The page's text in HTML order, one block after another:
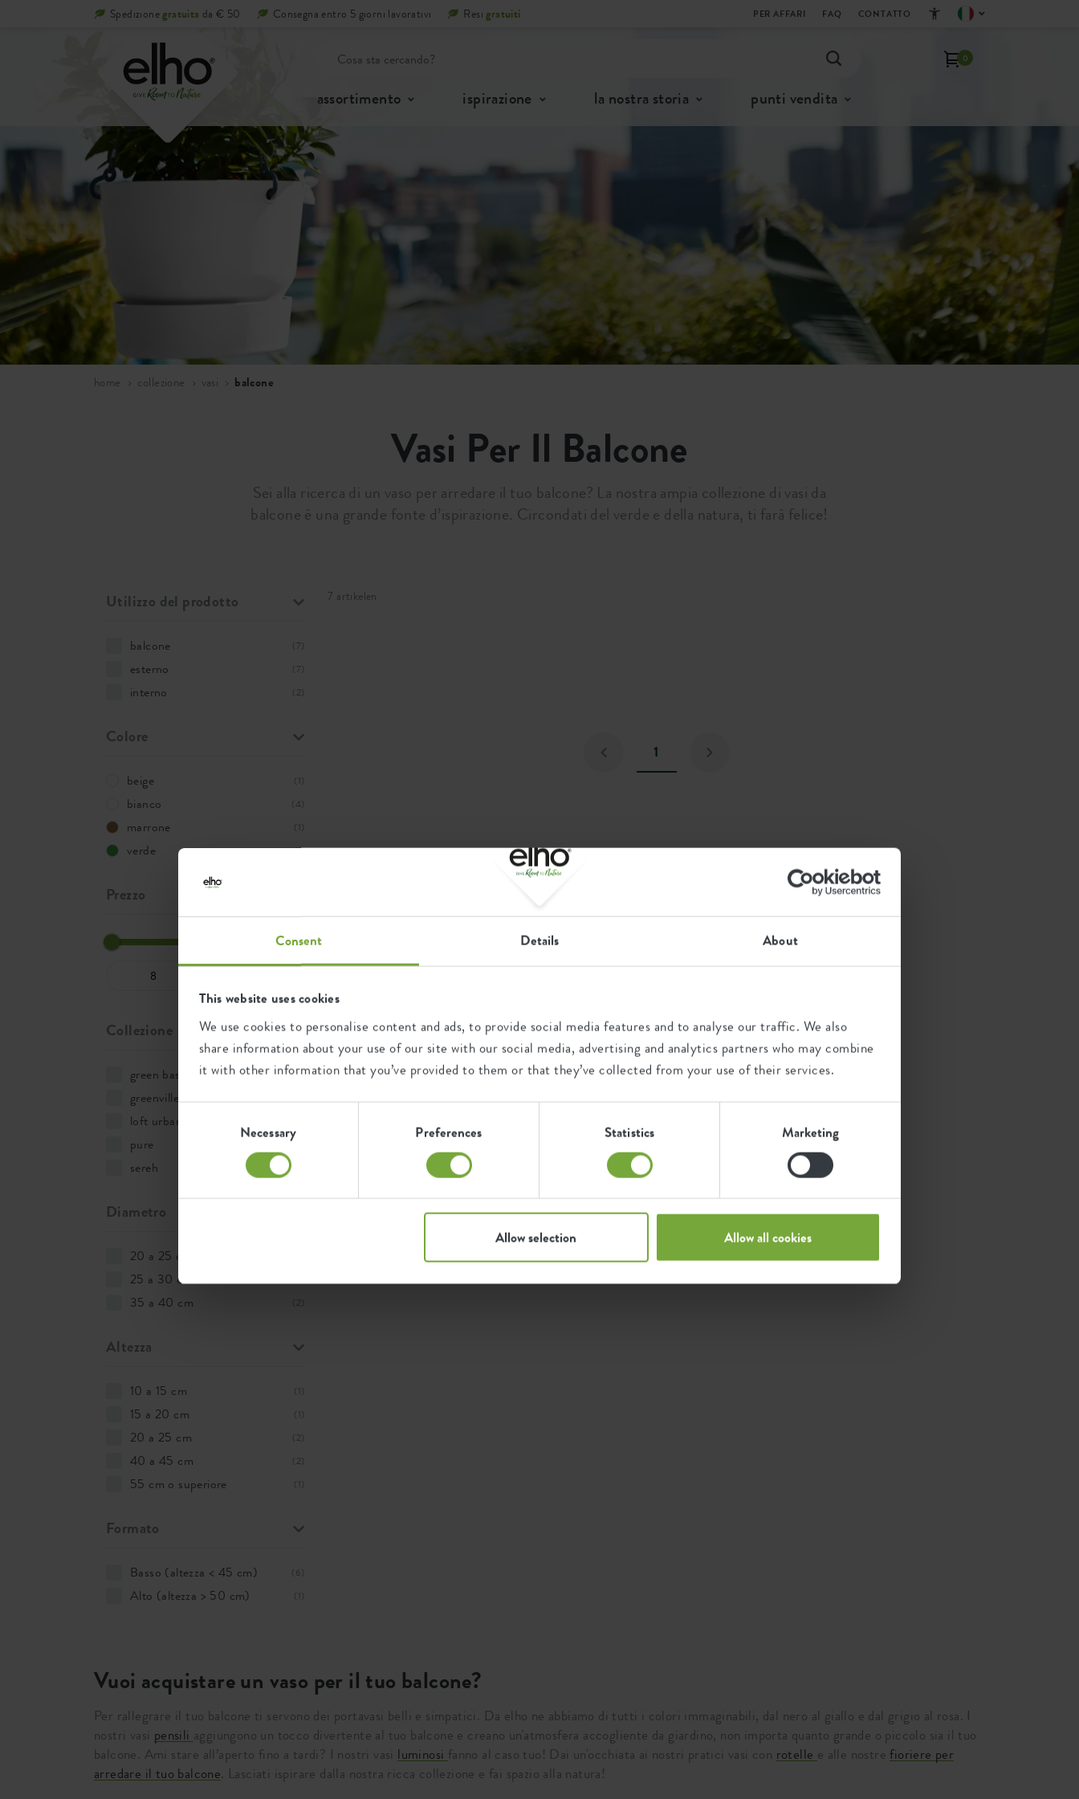
Consent Details About
This website uses cookies
We use cookies to personalise content and ads, to provide social media features and to analyse our traffic. We also
share information about your use of our site with our social media, advertising and analytics partners who may combine
it with other information that you’ve provided to them or that they’ve collected from your use of their services.
Necessary Preferences Statistics Marketing
Allow selection Allow all cookies
Spedizionegratuita da € 50 Consegna entro 5 giorni lavorativi Resigratuiti PER AFFARI FAQ CONTATTO
0
assortimento ispirazione la nostra storia punti vendita
home collezione vasi balcone
Vasi Per Il Balcone
Sei alla ricerca di un vaso per arredare il tuo balcone? La nostra ampia collezione di vasi da
balcone è una grande fonte d’ispirazione. Circondati del verde e della natura, ti farà felice!
Utilizzo del prodotto
balcone (7)
esterno (7)
interno (2)
Colore
beige (1)
bianco (4)
marrone (1)
verde (1)
Prezzo
Collezione
green basics (1)
greenville
loft urban
pure (2)
sereh
Diametro
20 a 25 cm
25 a 30 cm
35 a 40 cm (2)
Altezza
10 a 15 cm (1)
15 a 20 cm (1)
20 a 25 cm (2)
40 a 45 cm (2)
55 cm o superiore (1)
Formato
Basso (altezza < 45 cm) (6)
Alto (altezza > 50 cm) (1)
7 artikelen
1
Vuoi acquistare un vaso per il tuo balcone?
Per rallegrare il tuo balcone ti servono dei portavasi belli e simpatici. Da elho ne abbiamo di tutti i colori immaginabili, dal nero al giallo e dal grigio al rosa. I
nostri vasi pensili aggiungono un tocco divertente al tuo balcone e creano un'atmosfera accogliente da giardino, non importa quanto grande o piccolo sia il tuo
balcone. Ami stare all’aperto fino a tardi? I nostri vasi luminosi fanno al caso tuo! Dai un'occhiata ai nostri pratici vasi con rotelle e alle nostrefioriere per
arredare il tuo balcone. Lasciati ispirare dalla nostra ricca collezione e fai spazio alla natura!